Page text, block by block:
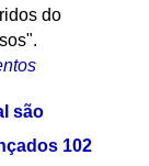
do
são
102